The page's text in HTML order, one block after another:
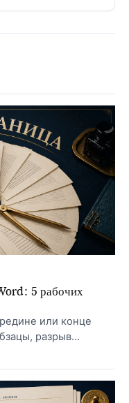
5 рабочих
или конце
разрыв
форматирование.